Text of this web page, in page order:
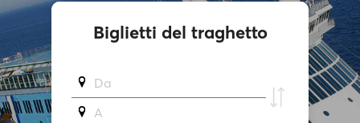
Biglietti del traghetto
Da
A